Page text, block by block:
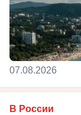
07.08.2026
В России